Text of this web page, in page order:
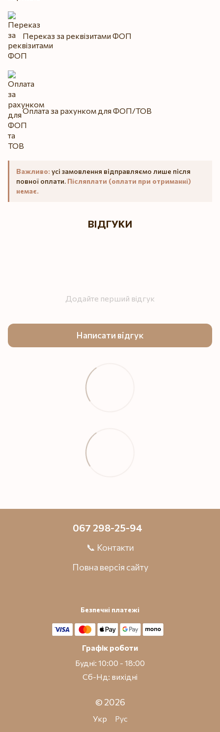
Переказ за реквізитами ФОП
Оплата за рахунком для ФОП/ТОВ
Важливо: усі замовлення відправляємо лише після
повної оплати. Післяплати (оплати при отриманні)
немає.
ВІДГУКИ
Додайте перший відгук
Написати відгук
067 298-25-94
📞 Контакти
Повна версія сайту
Безпечні платежі
Графік роботи
Будні: 10:00 - 18:00
Сб-Нд: вихідні
© 2026
Укр Рус